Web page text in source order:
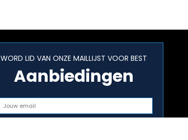
WORD LID VAN ONZE MAILLIJST VOOR BEST
Aanbiedingen